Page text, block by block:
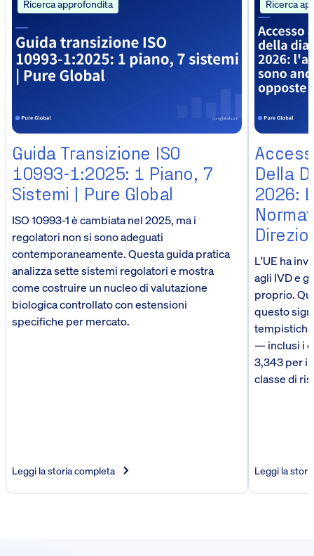
Ricerca approfondita
Guida Transizione ISO
10993-1:2025: 1 Piano, 7
Sistemi | Pure Global
ISO 10993-1 è cambiata nel 2025, ma i
regolatori non si sono adeguati
contemporaneamente. Questa guida pratica
analizza sette sistemi regolatori e mostra
come costruire un nucleo di valutazione
biologica controllato con estensioni
specifiche per mercato.
Leggi la storia completa
Ricerca
Della
2026:
L'UE ha
agli IVD e
proprio.
questo
— inclusi i
3,343 per i
classe di
Leggi la